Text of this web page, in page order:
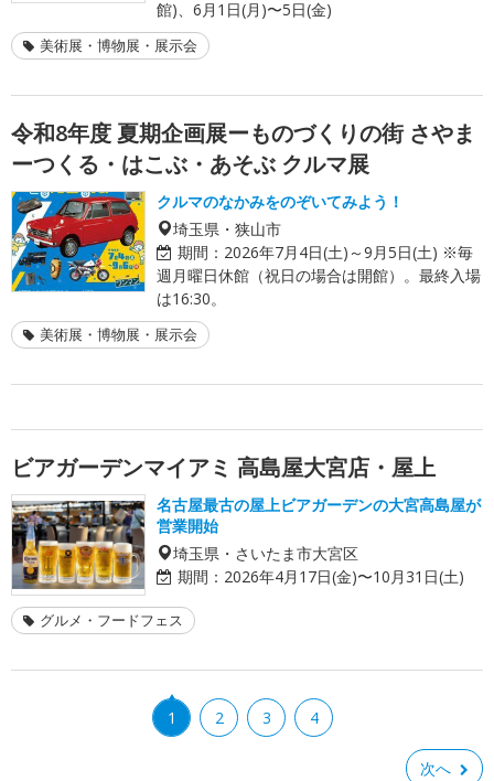
館)、6月1日(月)〜5日(金)
美術展・博物展・展示会
令和8年度 夏期企画展ーものづくりの街 さやま
ーつくる・はこぶ・あそぶ クルマ展
クルマのなかみをのぞいてみよう！
埼玉県・狭山市
期間： 2026年7月4日(土)～9月5日(土) ※毎
週月曜日休館（祝日の場合は開館）。最終入場
は16:30。
美術展・博物展・展示会
ビアガーデンマイアミ 高島屋大宮店・屋上
名古屋最古の屋上ビアガーデンの大宮高島屋が
営業開始
埼玉県・さいたま市大宮区
期間： 2026年4月17日(金)〜10月31日(土)
グルメ・フードフェス
1 2 3 4
次へ